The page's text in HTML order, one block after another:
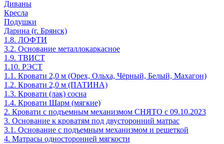
Диваны
Кресла
Подушки
Дарина (г. Брянск)
1.8. ЛОФТИ
3.2. Основание металлокаркасное
1.9. ТВИСТ
1.10. РЭСТ
1.1. Кровати 2,0 м (Орех, Ольха, Чёрный, Белый, Махагон)
1.2. Кровати 2,0 м (ПАТИНА)
1.3. Кровати (лак) сосна
1.4. Кровати Шарм (мягкие)
2. Кровати с подъемным механизмом СНЯТО с 09.10.2023
3. Основание к кроватям под двусторонний матрас
3.1. Основание с подъемным механизмом и решеткой
4. Матрасы односторонней мягкости